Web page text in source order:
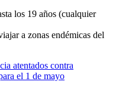
los 19 años (cualquier
a zonas endémicas del
atentados contra
el 1 de mayo